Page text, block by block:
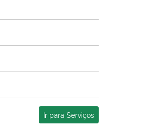
Ir para Serviços